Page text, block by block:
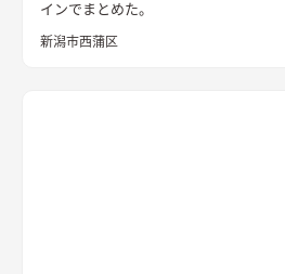
インでまとめた。
新潟市西蒲区